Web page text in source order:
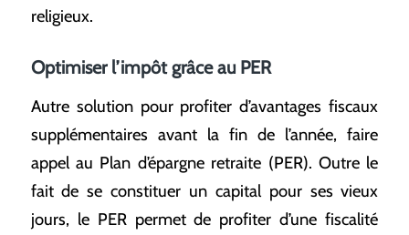
religieux.
Optimiser l’impôt grâce au PER
Autre solution pour profiter d’avantages fiscaux
supplémentaires avant la fin de l’année, faire
appel au Plan d’épargne retraite (PER). Outre le
fait de se constituer un capital pour ses vieux
jours, le PER permet de profiter d’une fiscalité